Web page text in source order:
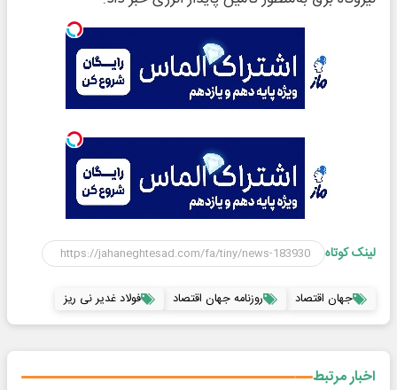
لینک کوتاه
جهان اقتصاد روزنامه جهان اقتصاد فولاد غدیر نی ریز
اخبار مرتبط